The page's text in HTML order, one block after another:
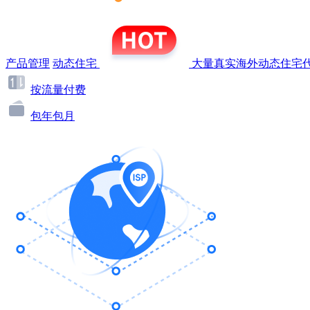
产品管理 动态住宅 大量真实海外动态住宅
按流量付费
包年包月